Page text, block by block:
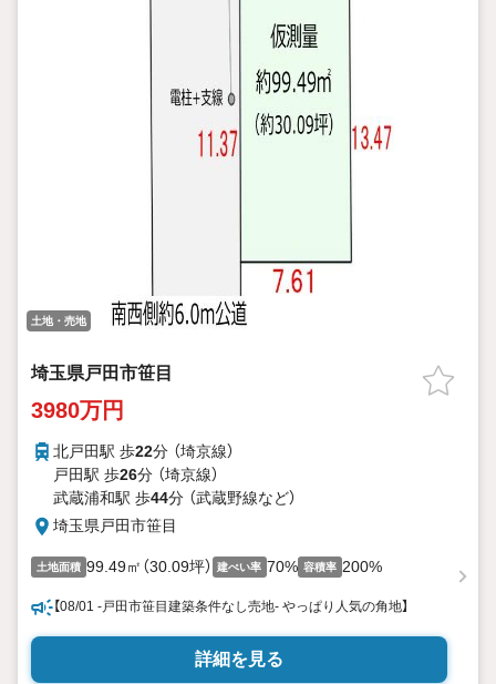
土地・売地
埼玉県戸田市笹目
3980万円
北戸田駅 歩22分 （埼京線）
戸田駅 歩26分 （埼京線）
武蔵浦和駅 歩44分 （武蔵野線など）
埼玉県戸田市笹目
土地面積 99.49㎡（30.09坪） 建ぺい率 70% 容積率 200%
【08/01 -戸田市笹目建築条件なし売地- やっぱり人気の角地】
詳細を見る